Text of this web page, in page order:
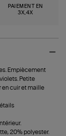
PAIEMENT EN
3X,4X
Empiècement
Petite
en cuir et maille
20% polyester.